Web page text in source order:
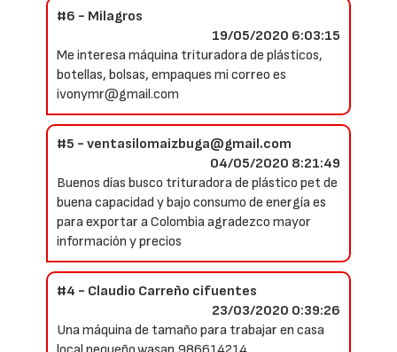
#6 - Milagros
19/05/2020 6:03:15
Me interesa máquina trituradora de plásticos,
botellas, bolsas, empaques mi correo es
ivonymr@gmail.com
#5 - ventasilomaizbuga@gmail.com
04/05/2020 8:21:49
Buenos días busco trituradora de plástico pet de
buena capacidad y bajo consumo de energía es
para exportar a Colombia agradezco mayor
información y precios
#4 - Claudio Carreño cifuentes
23/03/2020 0:39:26
Una máquina de tamaño para trabajar en casa